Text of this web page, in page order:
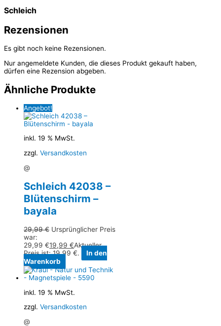
Schleich
Rezensionen
Es gibt noch keine Rezensionen.
Nur angemeldete Kunden, die dieses Produkt gekauft haben,
dürfen eine Rezension abgeben.
Ähnliche Produkte
Angebot!
inkl. 19 % MwSt.
zzgl. Versandkosten
@
Schleich 42038 –
Blütenschirm –
bayala
29,99€ Ursprünglicher Preis
war:
29,99 €19,99 €Aktueller
Preis ist: 19,99 €.
In den
Warenkorb
inkl. 19 % MwSt.
zzgl. Versandkosten
@